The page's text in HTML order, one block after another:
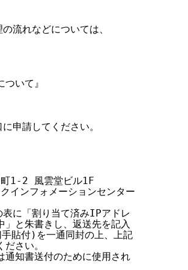
流れなどについては、
いて』
申請してください。
1-2 風雲堂ビル1F
ンフォメーションセンター
「割り当て済みIPアドレ
朱書きし、返送先を記入
付)を一通同封の上、上記
さい。
書送付のために使用され